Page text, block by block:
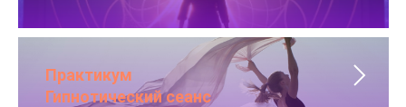
Практикум
Гипнотический сеанс